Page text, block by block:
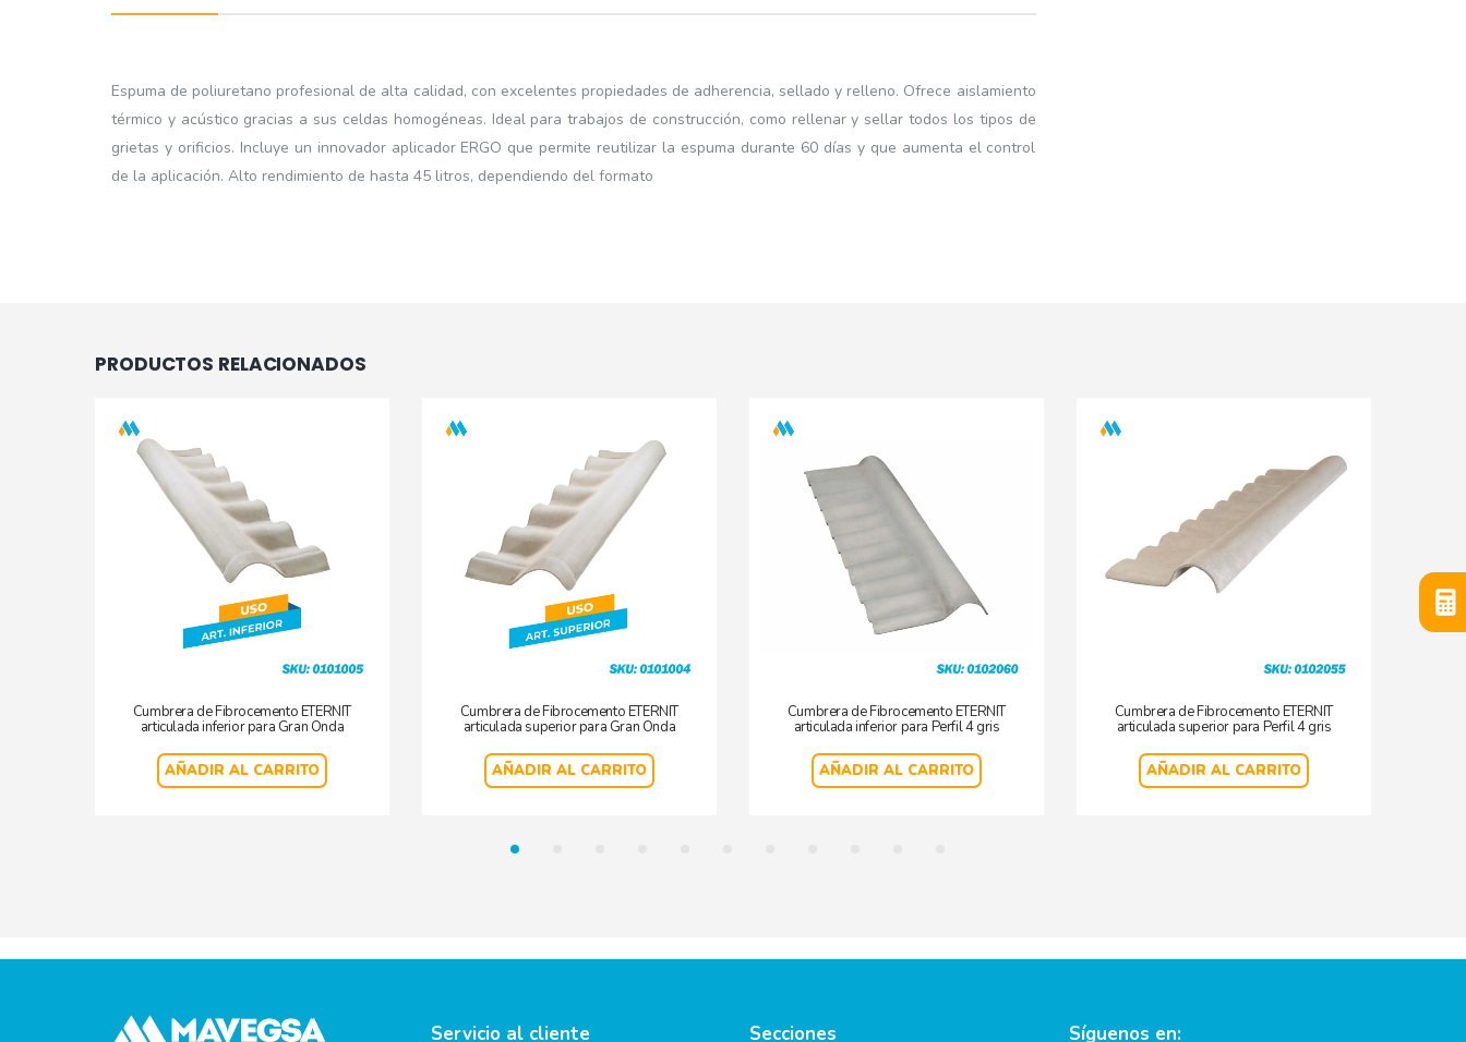
Espuma de poliuretano profesional de alta calidad, con excelentes propiedades de adherencia, sellado y relleno. Ofrece aislamiento
térmico y acústico gracias a sus celdas homogéneas. Ideal para trabajos de construcción, como rellenar y sellar todos los tipos de
grietas y orificios. Incluye un innovador aplicador ERGO que permite reutilizar la espuma durante 60 días y que aumenta el control
de la aplicación. Alto rendimiento de hasta 45 litros, dependiendo del formato
PRODUCTOS RELACIONADOS
Cumbrera de Fibrocemento ETERNIT
articulada inferior para Gran Onda
AÑADIR AL CARRITO
Cumbrera de Fibrocemento ETERNIT
articulada superior para Gran Onda
AÑADIR AL CARRITO
Cumbrera de Fibrocemento ETERNIT
articulada inferior para Perfil 4 gris
AÑADIR AL CARRITO
Cumbrera de Fibrocemento ETERNIT
articulada superior para Perfil 4 gris
AÑADIR AL CARRITO
Servicio al cliente Secciones Síguenos en: